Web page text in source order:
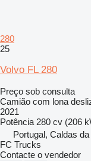
280
25
Volvo FL 280
Preço sob consulta
Camião com lona
2021
Potência 280 cv (206
Portugal, Caldas
FC Trucks
Contacte o vendedor